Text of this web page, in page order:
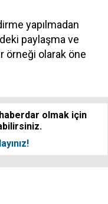
yapılmadan
paylaşma ve
örneği olarak öne
olmak için